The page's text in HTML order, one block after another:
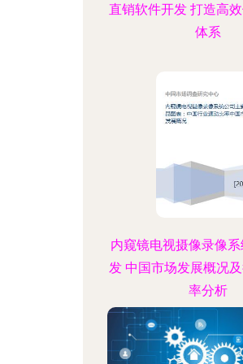
直销软件开发 打造高
体系
内窥镜电视摄像录像
发 中国市场发展概况
率分析